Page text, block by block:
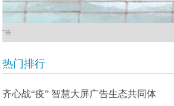
广告
热门排行
齐心战“疫” 智慧大屏广告生态共同体